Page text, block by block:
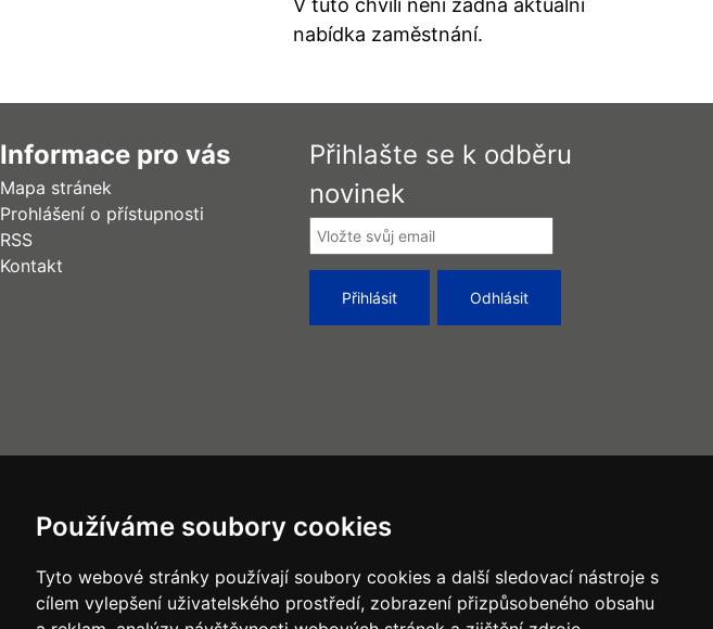
Používáme soubory cookies
Tyto webové stránky používají soubory cookies a další sledovací nástroje s
cílem vylepšení uživatelského prostředí, zobrazení přizpůsobeného obsahu
V tuto chvíli není žádná aktuální
nabídka zaměstnání.
Informace pro vás
Mapa stránek
Prohlášení o přístupnosti
RSS
Kontakt
Přihlašte se k odběru
novinek